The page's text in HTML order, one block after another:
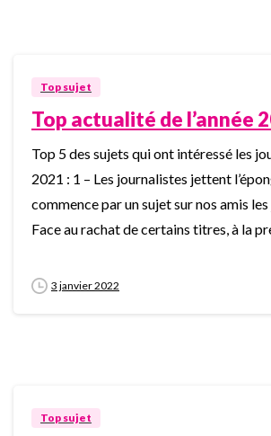
Top sujet
Top actualité de l’année
Top 5 des sujets qui ont intéressé les
2021 : 1 – Les journalistes jettent
commence par un sujet sur nos amis
Face au rachat de certains titres, à la
3 janvier 2022
Top sujet